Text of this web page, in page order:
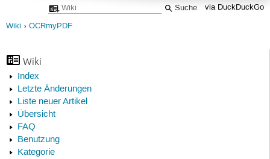
via DuckDuckGo
Wiki OCRmyPDF
Wiki
Index
Letzte Änderungen
Liste neuer Artikel
Übersicht
FAQ
Benutzung
Kategorie